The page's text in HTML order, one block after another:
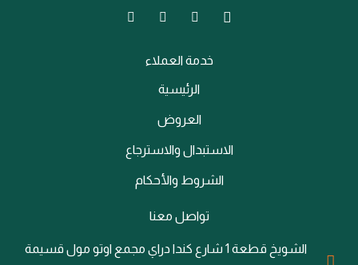
خدمة العملاء
الرئيسية
العروض
الاستبدال والاسترجاع
الشروط والأحكام
تواصل معنا
الشويخ قطعة 1 شارع كندا دراي مجمع اوتو مول قسيمة